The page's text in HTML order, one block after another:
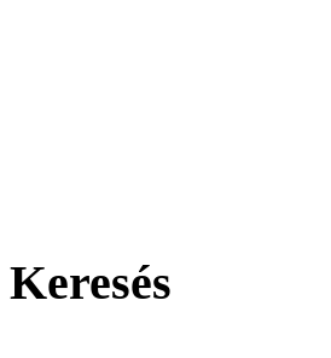
Keresés